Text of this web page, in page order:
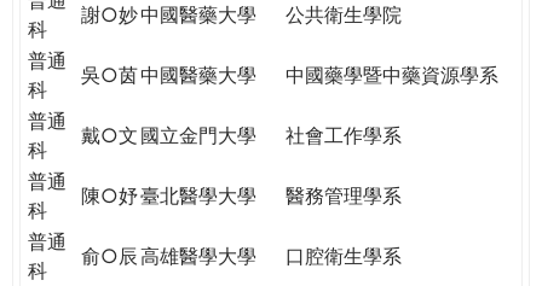
科
謝○妙中國醫藥大學
公共衛生學院
普通
科
吳○茵中國醫藥大學
中國藥學暨中藥資源學系
普通
科
戴○文 國立金門大學
社會工作學系
普通
科
陳○妤臺北醫學大學
醫務管理學系
普通
科
俞○辰高雄醫學大學
口腔衛生學系